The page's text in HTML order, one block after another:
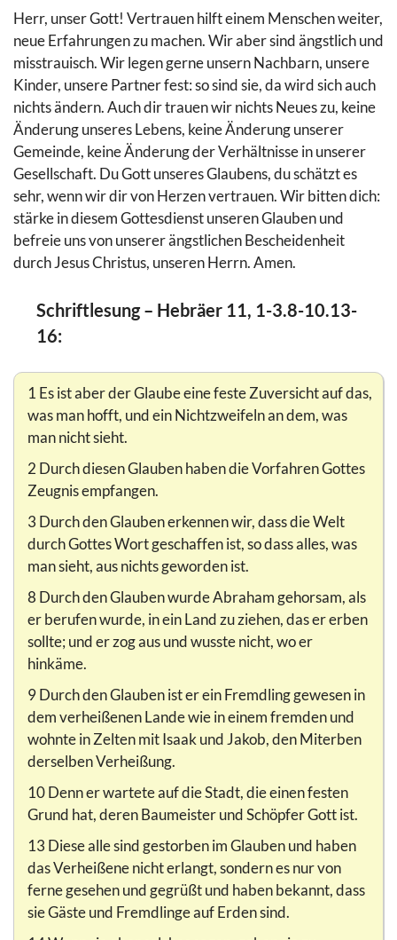
Herr, unser Gott! Vertrauen hilft einem Menschen weiter,
neue Erfahrungen zu machen. Wir aber sind ängstlich und
misstrauisch. Wir legen gerne unsern Nachbarn, unsere
Kinder, unsere Partner fest: so sind sie, da wird sich auch
nichts ändern. Auch dir trauen wir nichts Neues zu, keine
Änderung unseres Lebens, keine Änderung unserer
Gemeinde, keine Änderung der Verhältnisse in unserer
Gesellschaft. Du Gott unseres Glaubens, du schätzt es
sehr, wenn wir dir von Herzen vertrauen. Wir bitten dich:
stärke in diesem Gottesdienst unseren Glauben und
befreie uns von unserer ängstlichen Bescheidenheit
durch Jesus Christus, unseren Herrn. Amen.
Schriftlesung – Hebräer 11, 1-3.8-10.13-
16:
1 Es ist aber der Glaube eine feste Zuversicht auf das,
was man hofft, und ein Nichtzweifeln an dem, was
man nicht sieht.
2 Durch diesen Glauben haben die Vorfahren Gottes
Zeugnis empfangen.
3 Durch den Glauben erkennen wir, dass die Welt
durch Gottes Wort geschaffen ist, so dass alles, was
man sieht, aus nichts geworden ist.
8 Durch den Glauben wurde Abraham gehorsam, als
er berufen wurde, in ein Land zu ziehen, das er erben
sollte; und er zog aus und wusste nicht, wo er
hinkäme.
9 Durch den Glauben ist er ein Fremdling gewesen in
dem verheißenen Lande wie in einem fremden und
wohnte in Zelten mit Isaak und Jakob, den Miterben
derselben Verheißung.
10 Denn er wartete auf die Stadt, die einen festen
Grund hat, deren Baumeister und Schöpfer Gott ist.
13 Diese alle sind gestorben im Glauben und haben
das Verheißene nicht erlangt, sondern es nur von
ferne gesehen und gegrüßt und haben bekannt, dass
sie Gäste und Fremdlinge auf Erden sind.